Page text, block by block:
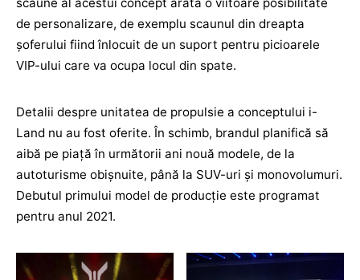
de personalizare, de exemplu scaunul din dreapta
şoferului fiind înlocuit de un suport pentru picioarele
VIP-ului care va ocupa locul din spate.
Detalii despre unitatea de propulsie a conceptului i-
Land nu au fost oferite. În schimb, brandul planifică să
aibă pe piaţă în următorii ani nouă modele, de la
autoturisme obişnuite, până la SUV-uri şi monovolumuri.
Debutul primului model de producție este programat
pentru anul 2021.